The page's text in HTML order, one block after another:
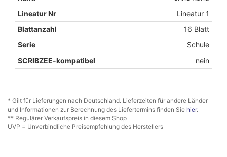
Lineatur Nr
Lineatur 1
Blattanzahl
16 Blatt
Serie
Schule
SCRIBZEE-kompatibel
nein
* Gilt für Lieferungen nach Deutschland. Lieferzeiten für andere Länder
und Informationen zur Berechnung des Liefertermins finden Sie hier.
** Regulärer Verkaufspreis in diesem Shop
UVP = Unverbindliche Preisempfehlung des Herstellers